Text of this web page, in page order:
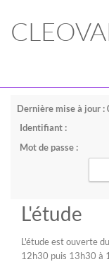
Dernière mise à jour
Identifiant :
Mot de passe :
L'étude
L'étude est ouverte
12h30 puis 13h30 à